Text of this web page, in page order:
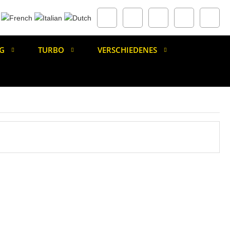
TURBO VERSCHIEDENES